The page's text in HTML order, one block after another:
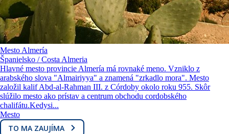
Mesto Almería
Španielsko / Costa Almeria
Hlavné mesto provincie Almería má rovnaké meno. Vzniklo z
arabského slova "Almairiyya" a znamená "zrkadlo mora". Mesto
založil kalif Abd-al-Rahman III. z Córdoby okolo roku 955. Skôr
slúžilo mesto ako prístav a centrum obchodu cordobského
chalifátu.Kedysi...
Mesto
TO MA ZAUJÍMA